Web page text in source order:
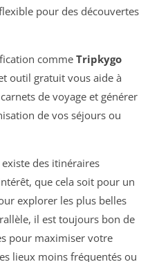
pour des découvertes
comme Tripkygo
outil gratuit vous aide à
de voyage et générer
de vos séjours ou
des itinéraires
que cela soit pour un
explorer les plus belles
il est toujours bon de
pour maximiser votre
lieux moins fréquentés ou